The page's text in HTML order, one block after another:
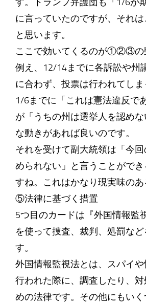
に言っていたのですが、それ
と思います。
ここで効いてくるのが①②③の
例え、12/14までに各訴訟や州
に合わず、投票は行われてしま
1/6までに「これは憲法違反で
が「うちの州は選挙人を認め
な動きがあれば良いのです。
それを受けて副大統領は「今
められない」と言うことがで
すね。これはかなり現実味のあ
⑤法律に基づく措置
5つ目のカードは『外国情報監
を使って捜査、裁判、処罰な
す。
外国情報監視法とは、スパイ
行われた際に、調査したり、
めの法律です。その他にもい